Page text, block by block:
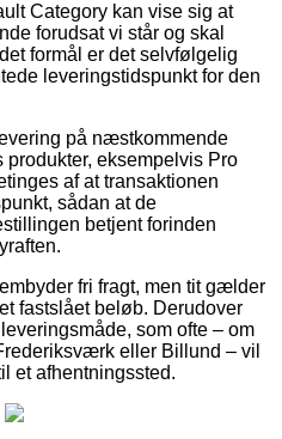
Category kan vise sig at
forudsat vi står og skal
formål er det selvfølgelig
leveringstidspunkt for den
på næstkommende
produkter, eksempelvis Pro
af at transaktionen
sådan at de
betjent forinden
fri fragt, men tit gælder
fastslået beløb. Derudover
som ofte – om
eller Billund – vil
et afhentningssted.